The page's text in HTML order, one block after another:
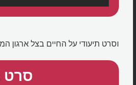
וסרט תיעודי על החיים בצל ארגון
סרט